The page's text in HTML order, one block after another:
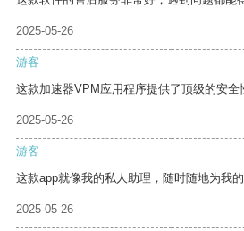
2025-05-26
游客
这款加速器VPM应用程序提供了顶级的安全
2025-05-26
游客
这款app就像我的私人助理，随时随地为我的
2025-05-26